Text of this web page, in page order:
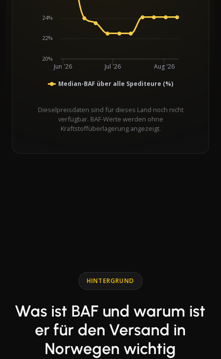
Median-BAF über alle Spediteure (%)
Jun '26 Jul '26 Aug '26
20%
22%
24%
Dieselpreisdaten sind für dieses Land noch nicht
verfügbar. BAF-Werte werden ohne
Kraftstoffüberlagerung angezeigt.
HINTERGRUND
Was ist BAF und warum ist
er für den Versand in
Norwegen wichtig